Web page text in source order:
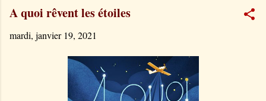
A quoi rêvent les étoiles
mardi, janvier 19, 2021